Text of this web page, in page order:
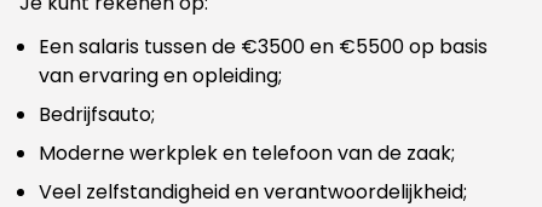
Een salaris tussen de €3500 en €5500 op basis
van ervaring en opleiding;
Bedrijfsauto;
Moderne werkplek en telefoon van de zaak;
Veel zelfstandigheid en verantwoordelijkheid;